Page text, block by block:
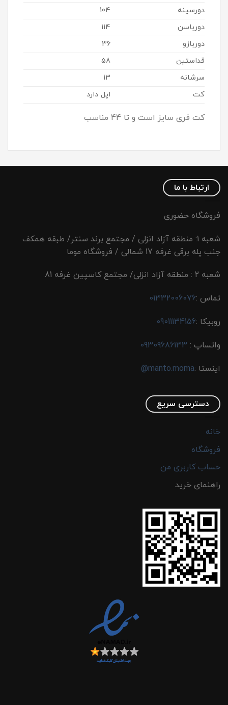
دورسینه
104
دورباسن
114
دوربازو
36
قداستین
58
سرشانه
13
کت
اپل دارد
کت فری سایز است و تا 44 مناسب
ارتباط با ما
فروشگاه حضوری
شعبه 1: منطقه آزاد انزلی / مجتمع برند سنتر/ طبقه همکف
جنب پله برقی غرفه 17 شمالی / فروشگاه موما
شعبه 2 : منطقه آزاد انزلی/ مجتمع کاسپین غرفه 81
تماس :01332006076
روبیکا :09011134156
واتساپ : 09309686133
اینستا :manto.moma@
دسترسی سریع
خانه
فروشگاه
حساب کاربری من
راهنمای خرید